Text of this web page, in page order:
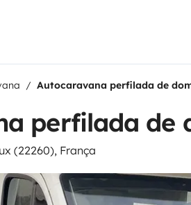
Autocaravana perfilada de
perfilada de
(22260), França